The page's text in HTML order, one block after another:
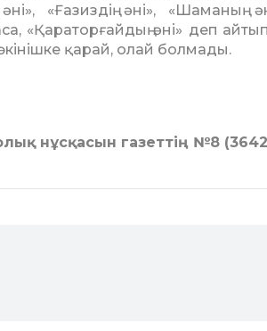
«Ғазиздің әні», «Шаманың
«Қараторғайдың әні» деп айтып
қарай, олай болмады.
нұсқасын газеттің №8